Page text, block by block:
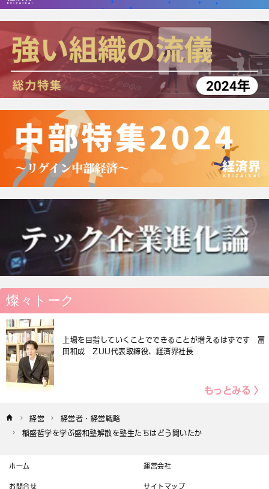
燦々トーク
上場を目指していくことでできることが増えるはずです 冨
田和成 ZUU代表取締役、経済界社長
もっとみる 〉
経営
経営者・経営戦略
稲盛哲学を学ぶ盛和塾解散を塾生たちはどう聞いたか
ホーム 運営会社
お問合せ サイトマップ